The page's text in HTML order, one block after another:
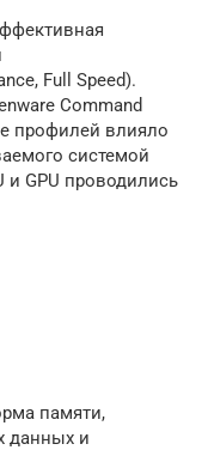
Full Speed).
Command
профилей влияло
системой
и GPU проводились
памяти,
данных и